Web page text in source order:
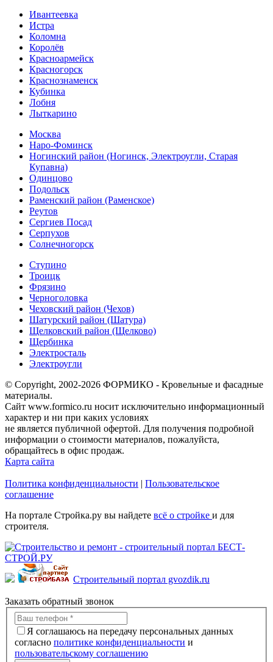
Ивантеевка
Истра
Коломна
Королёв
Красноармейск
Красногорск
Краснознаменск
Кубинка
Лобня
Лыткарино
Москва
Наро-Фоминск
Ногинский район (Ногинск, Электроугли, Старая
Купавна)
Одинцово
Подольск
Раменский район (Раменское)
Реутов
Сергиев Посад
Серпухов
Солнечногорск
Ступино
Троицк
Фрязино
Черноголовка
Чеховский район (Чехов)
Шатурский район (Шатура)
Щелковский район (Щелково)
Щербинка
Электросталь
Электроугли
© Copyright, 2002-2026 ФОРМИКО - Кровельные и фасадные
материалы.
Сайт www.formico.ru носит исключительно информационный
характер и ни при каких условиях
не является публичной офертой. Для получения подробной
информации о стоимости материалов, пожалуйста,
обращайтесь в офис продаж.
Карта сайта
Политика конфиденциальности | Пользовательское
соглашение
На портале Стройка.ру вы найдете всё о стройке и для
строителя.
Строительный портал gvozdik.ru
Заказать обратный звонок
Я соглашаюсь на передачу персональных данных
согласно политике конфиденциальности и
пользовательскому соглашению